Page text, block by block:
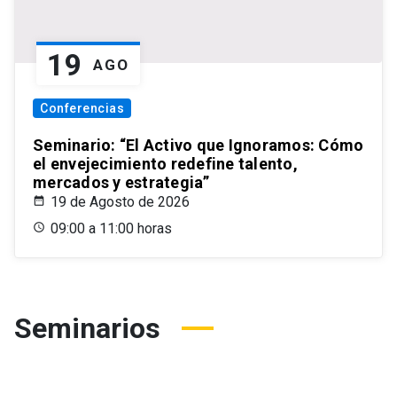
19 AGO
Conferencias
Seminario: “El Activo que Ignoramos: Cómo
el envejecimiento redefine talento,
mercados y estrategia”
19 de Agosto de 2026
09:00 a 11:00 horas
Seminarios